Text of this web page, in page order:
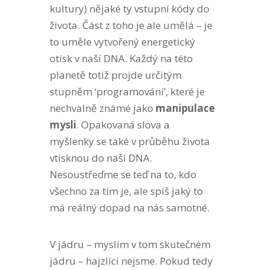
kultury) nějaké ty vstupní kódy do
života. Část z toho je ale umělá – je
to uměle vytvořený energetický
otisk v naší DNA. Každý na této
planetě totiž projde určitým
stupněm ‘programování’, které je
nechvalně známé jako manipulace
mysli. Opakovaná slova a
myšlenky se také v průběhu života
vtisknou do naší DNA.
Nesoustřeďme se teď na to, kdo
všechno za tím je, ale spíš jaký to
má reálný dopad na nás samotné.
V jádru – myslím v tom skutečném
jádru – hajzlíci nejsme. Pokud tedy